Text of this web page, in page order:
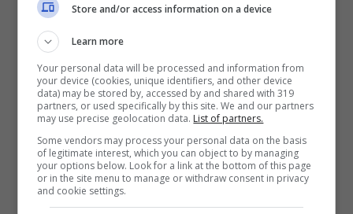
neanche bisogno di forzare la mano.
Store and/or access information on a device
Learn more
Your personal data will be processed and information from
your device (cookies, unique identifiers, and other device
data) may be stored by, accessed by and shared with 319
partners, or used specifically by this site. We and our partners
may use precise geolocation data. List of partners.
Some vendors may process your personal data on the basis
of legitimate interest, which you can object to by managing
your options below. Look for a link at the bottom of this page
or in the site menu to manage or withdraw consent in privacy
and cookie settings.